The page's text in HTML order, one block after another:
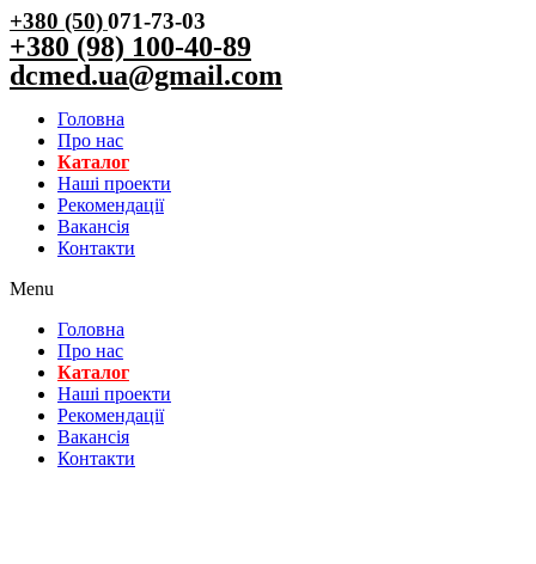
+380 (50)071-73-03
+380 (98) 100-40-89
dcmed.ua@gmail.com
Головна
Про нас
Каталог
Нашi проекти
Рекомендації
Вакансiя
Контакти
Menu
Головна
Про нас
Каталог
Нашi проекти
Рекомендації
Вакансiя
Контакти